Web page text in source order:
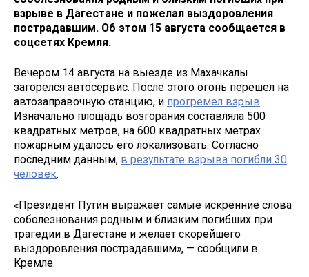
взрыве в Дагестане и пожелал выздоровления
пострадавшим. Об этом 15 августа сообщается в
соцсетях Кремля.
Вечером 14 августа на выезде из Махачкалы
загорелся автосервис. После этого огонь перешел на
автозаправочную станцию, и прогремел взрыв.
Изначально площадь возгорания составляла 500
квадратных метров, на 600 квадратных метрах
пожарным удалось его локализовать. Согласно
последним данным, в результате взрыва погибли 30
человек.
«Президент Путин выражает самые искренние слова
соболезнования родным и близким погибших при
трагедии в Дагестане и желает скорейшего
выздоровления пострадавшим», — сообщили в
Кремле.